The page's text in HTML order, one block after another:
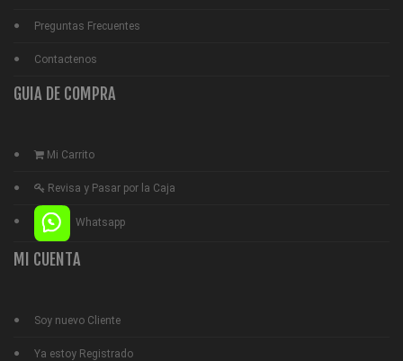
Preguntas Frecuentes
Contactenos
GUIA DE COMPRA
Mi Carrito
Revisa y Pasar por la Caja
Whatsapp
MI CUENTA
Soy nuevo Cliente
Ya estoy Registrado